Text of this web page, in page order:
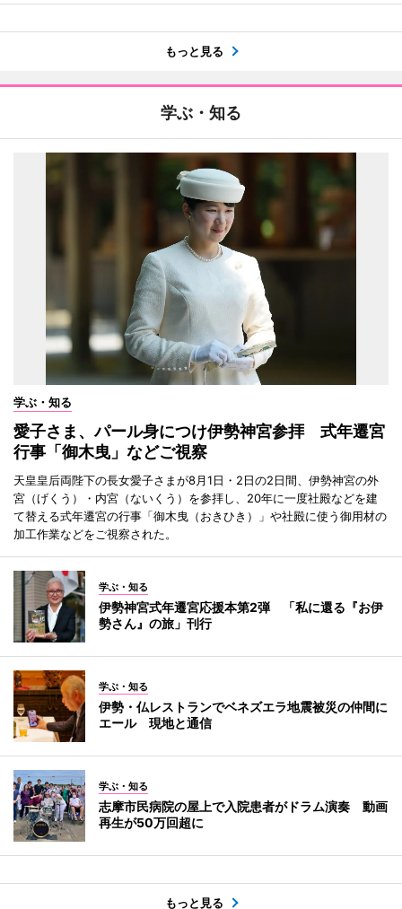
もっと見る
学ぶ・知る
学ぶ・知る
愛子さま、パール身につけ伊勢神宮参拝 式年遷宮
行事「御木曳」などご視察
天皇皇后両陛下の長女愛子さまが8月1日・2日の2日間、伊勢神宮の外
宮（げくう）・内宮（ないくう）を参拝し、20年に一度社殿などを建
て替える式年遷宮の行事「御木曳（おきひき）」や社殿に使う御用材の
加工作業などをご視察された。
学ぶ・知る
伊勢神宮式年遷宮応援本第2弾 「私に還る『お伊
勢さん』の旅」刊行
学ぶ・知る
伊勢・仏レストランでベネズエラ地震被災の仲間に
エール 現地と通信
学ぶ・知る
志摩市民病院の屋上で入院患者がドラム演奏 動画
再生が50万回超に
もっと見る